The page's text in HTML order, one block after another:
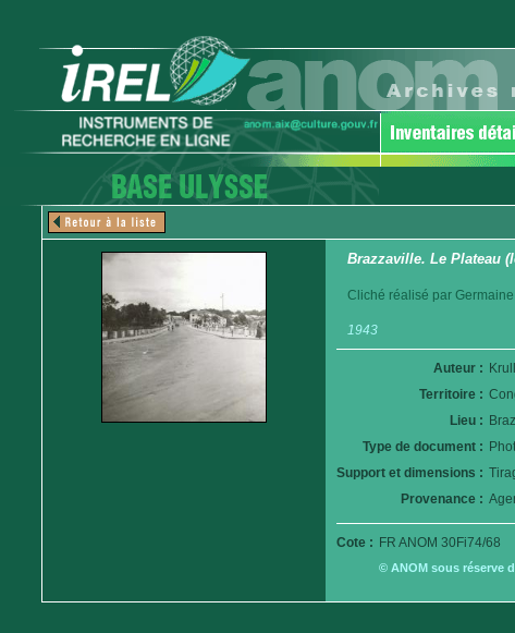
Brazzaville. Le Plateau
Cliché réalisé par
1943
Auteur :
Territoire :
Lieu :
Type de document :
Support et dimensions :
Provenance :
Cote : FR ANOM 30Fi74/68
© ANOM sous réserve